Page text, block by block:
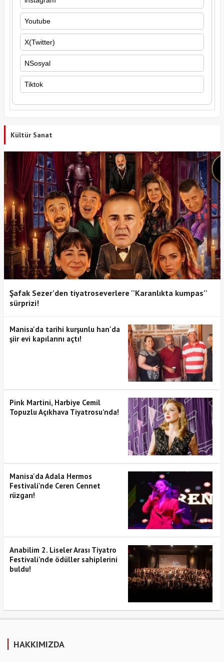
Youtube
X(Twitter)
NSosyal
Tiktok
Kültür Sanat
Şafak Sezer'den tiyatroseverlere ''Karanlıkta kumpas''
sürprizi!
Manisa'da tarihi kurşunlu han'da
şiir evi kapılarını açtı!
Pink Martini, Harbiye Cemil
Topuzlu Açıkhava Tiyatrosu’nda!
Manisa'da Adala Hermos
Festivali'nde Ceren Cennet
rüzgarı!
Anabilim 2. Liseler Arası Tiyatro
Festivali’nde ödüller sahiplerini
buldu!
HAKKIMIZDA